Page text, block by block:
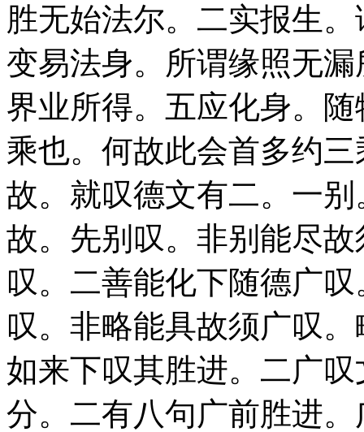
胜无始法尔。二实报生
变易法身。所谓缘照无
界业所得。五应化身。
乘也。何故此会首多约
故。就叹德文有二。一
故。先别叹。非别能尽
叹。二善能化下随德广
叹。非略能具故须广叹
如来下叹其胜进。二广
分。二有八句广前胜进